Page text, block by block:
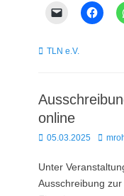
Kategorien
TLN e.V.
online
Posted
05.03.2025 Autor
Unter
Ausschreibung